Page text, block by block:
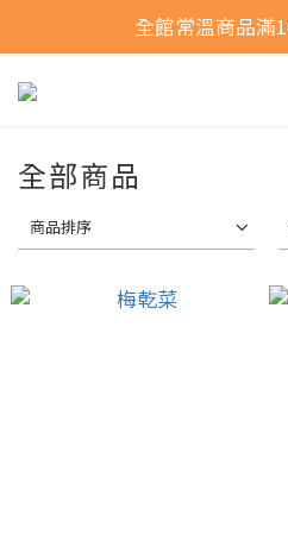
全館常溫商品滿
全館常溫商品滿
選購商品
全部商品
商品排序